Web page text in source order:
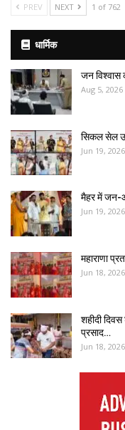
PREV NEXT 1 of 762
धार्मिक
जन विश्वास
Aug 5, 2026
सिकल सेल
Jun 19, 2026
मैहर में जन-
Jun 19, 2026
महाराणा
Jun 18, 2026
शहीदी
प्रसाद…
Jun 18, 2026